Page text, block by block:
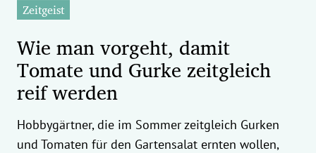
Untermenü
Untermenü
Untermenü
Untermenü
Zeitgeist
Wie man vorgeht, damit
Tomate und Gurke zeitgleich
reif werden
Hobbygärtner, die im Sommer zeitgleich Gurken
und Tomaten für den Gartensalat ernten wollen,